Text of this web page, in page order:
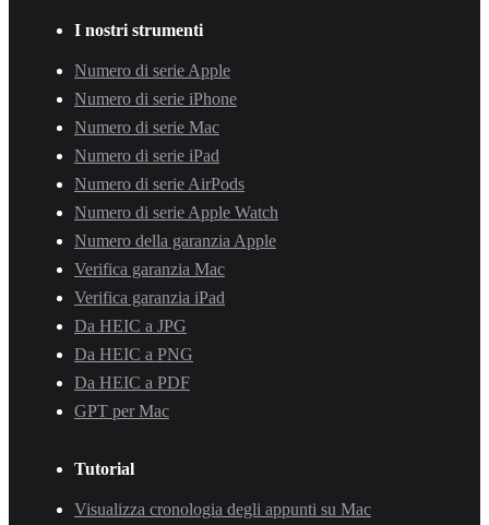
I nostri strumenti
Numero di serie Apple
Numero di serie iPhone
Numero di serie Mac
Numero di serie iPad
Numero di serie AirPods
Numero di serie Apple Watch
Numero della garanzia Apple
Verifica garanzia Mac
Verifica garanzia iPad
Da HEIC a JPG
Da HEIC a PNG
Da HEIC a PDF
GPT per Mac
Tutorial
Visualizza cronologia degli appunti su Mac